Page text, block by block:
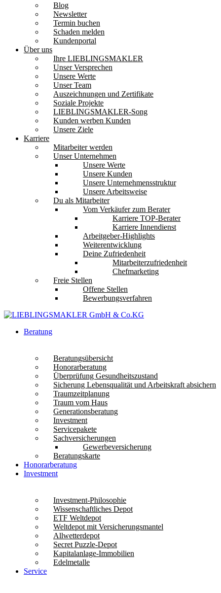
Blog
Newsletter
Termin buchen
Schaden melden
Kundenportal
Über uns
Ihre LIEBLINGSMAKLER
Unser Versprechen
Unsere Werte
Unser Team
Auszeichnungen und Zertifikate
Soziale Projekte
LIEBLINGSMAKLER-Song
Kunden werben Kunden
Unsere Ziele
Karriere
Mitarbeiter werden
Unser Unternehmen
Unsere Werte
Unsere Kunden
Unsere Unternehmensstruktur
Unsere Arbeitsweise
Du als Mitarbeiter
Vom Verkäufer zum Berater
Karriere TOP-Berater
Karriere Innendienst
Arbeitgeber-Highlights
Weiterentwicklung
Deine Zufriedenheit
Mitarbeiterzufriedenheit
Chefmarketing
Freie Stellen
Offene Stellen
Bewerbungsverfahren
Beratung
Beratungsübersicht
Honorarberatung
Überprüfung Gesundheitszustand
Sicherung Lebensqualität und Arbeitskraft absichern
Traumzeitplanung
Traum vom Haus
Generationsberatung
Investment
Servicepakete
Sachversicherungen
Gewerbeversicherung
Beratungskarte
Honorarberatung
Investment
Investment-Philosophie
Wissenschaftliches Depot
ETF Weltdepot
Weltdepot mit Versicherungsmantel
Allwetterdepot
Secret Puzzle-Depot
Kapitalanlage-Immobilien
Edelmetalle
Service